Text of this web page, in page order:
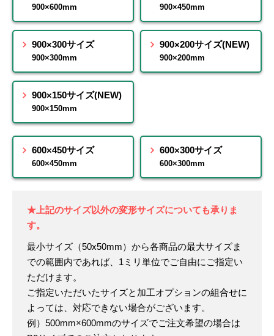
900×600mm 900×450mm
900×300サイズ
900×300mm
900×200サイズ(NEW)
900×200mm
900×150サイズ(NEW)
900×150mm
600×450サイズ
600×450mm
600×300サイズ
600×300mm
★上記のサイズ以外の変形サイズについても承りま
す。
最小サイズ（50x50mm）から各商品の最大サイズま
での範囲内であれば、1ミリ単位でご自由にご指定い
ただけます。
ご指定いただいたサイズと加工オプションの組合せに
よっては、対応できない場合がございます。
例）500mm×600mmのサイズでご注文希望の場合は